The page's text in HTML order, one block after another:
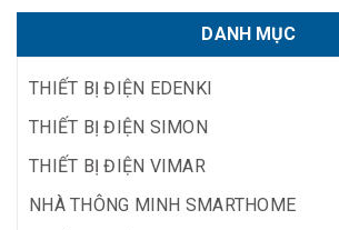
DANH MỤC
THIẾT BỊ ĐIỆN EDENKI
THIẾT BỊ ĐIỆN SIMON
THIẾT BỊ ĐIỆN VIMAR
NHÀ THÔNG MINH SMARTHOME